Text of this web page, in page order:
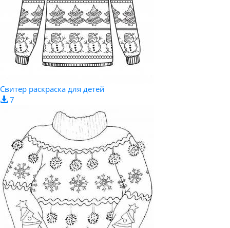
Свитер раскраска для детей
7